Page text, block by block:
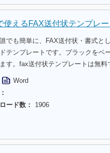
使えるFAX送付状テンプレ
でも簡単に、FAX送付状・書式と
テンプレートです。ブラックをベ
す。fax送付状テンプレートは無料
Word
ード数：
1906